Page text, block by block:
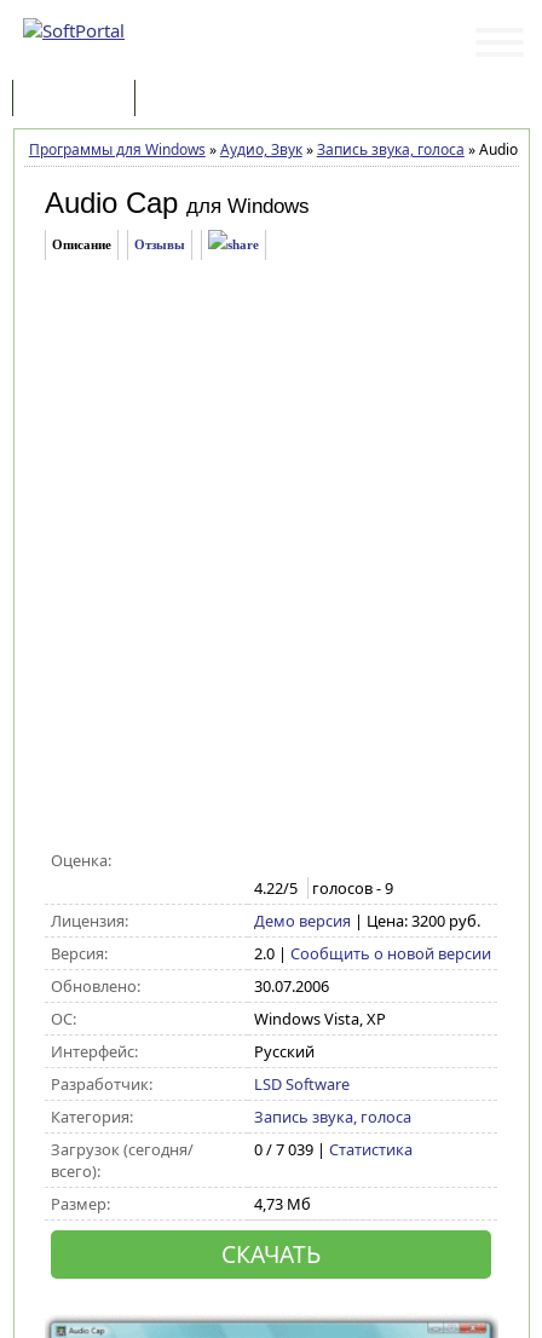
Программы для Windows »Аудио, Звук»Запись звука, голоса »Audio
Audio Cap для Windows
Описание Отзывы
Оценка:
4.22/5 голосов -9
Лицензия:
Демо версия | Цена: 3200 руб.
Версия:
2.0| Сообщить о новой версии
Обновлено:
30.07.2006
ОС:
Windows Vista, XP
Интерфейс:
Русский
Разработчик:
LSD Software
Категория:
Запись звука, голоса
Загрузок (сегодня/
всего):
0 / 7 039 | Статистика
Размер: 4,73 Мб
СКАЧАТЬ